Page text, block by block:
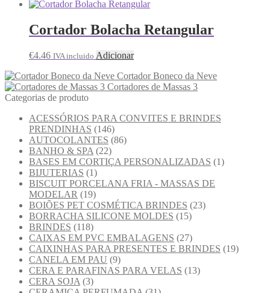
Cortador Bolacha Retangular
€4.46 IVA incluido Adicionar
Cortador Boneco da Neve
Cortadores de Massas 3
Categorias de produto
ACESSÓRIOS PARA CONVITES E BRINDES
PRENDINHAS (146)
AUTOCOLANTES (86)
BANHO & SPA (22)
BASES EM CORTIÇA PERSONALIZADAS (1)
BIJUTERIAS (1)
BISCUIT PORCELANA FRIA - MASSAS DE
MODELAR (19)
BOIÕES PET COSMÉTICA BRINDES (23)
BORRACHA SILICONE MOLDES (15)
BRINDES (118)
CAIXAS EM PVC EMBALAGENS (27)
CAIXINHAS PARA PRESENTES E BRINDES (19)
CANELA EM PAU (9)
CERA E PARAFINAS PARA VELAS (13)
CERA SOJA (3)